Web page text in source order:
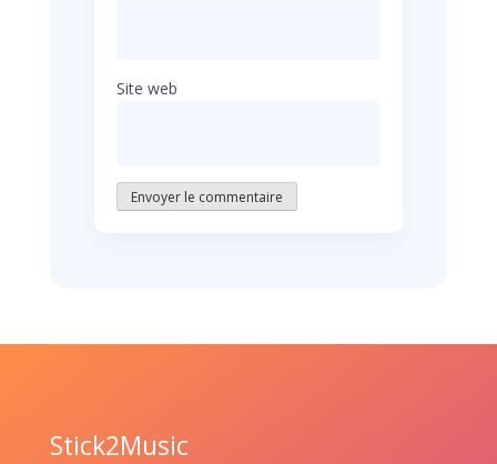
Site web
Envoyer le commentaire
Stick2Music